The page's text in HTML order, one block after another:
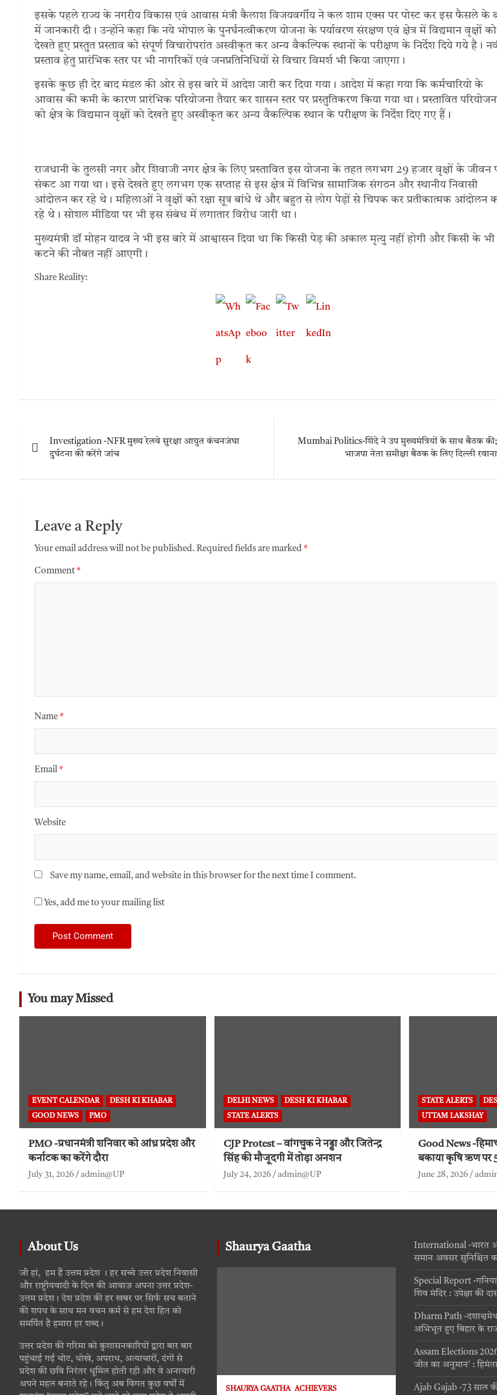
इसके पहले राज्य के नगरीय विकास एवं आवास मंत्री कैलाश विजयवर्गीय ने कल शाम एक्स पर पोस्ट कर इस फैसले के
में जानकारी दी। उन्होंने कहा कि नये भोपाल के पुनर्घनत्वीकरण योजना के पर्यावरण संरक्षण एवं क्षेत्र में विद्यमान वृक्षों को
देखते हुए प्रस्तुत प्रस्ताव को संपूर्ण विचारोपरांत अस्वीकृत कर अन्य वैकल्पिक स्थानों के परीक्षण के निर्देश दिये गये है।
प्रस्ताव हेतु प्रारंभिक स्तर पर भी नागरिकों एवं जनप्रतिनिधियों से विचार विमर्श भी किया जाएगा।
इसके कुछ ही देर बाद मंडल की ओर से इस बारे में आदेश जारी कर दिया गया। आदेश में कहा गया कि कर्मचारियो के
आवास की कमी के कारण प्रारंभिक परियोजना तैयार कर शासन स्तर पर प्रस्तुतिकरण किया गया था। प्रस्तावित
को क्षेत्र के विद्यमान वृक्षों को देखते हुए अस्वीकृत कर अन्य वैकल्पिक स्थान के परीक्षण के निर्देश दिए गए हैं।
राजधानी के तुलसी नगर और शिवाजी नगर क्षेत्र के लिए प्रस्तावित इस योजना के तहत लगभग 29 हजार वृक्षों के जीवन
संकट आ गया था। इसे देखते हुए लगभग एक सप्ताह से इस क्षेत्र में विभिन्न सामाजिक संगठन और स्थानीय निवासी
आंदोलन कर रहे थे। महिलाओं ने वृक्षों को रक्षा सूत्र बांधे थे और बहुत से लोग पेड़ों से चिपक कर प्रतीकात्मक आंदोलन
रहे थे। सोशल मीडिया पर भी इस संबंध में लगातार विरोध जारी था।
मुख्यमंत्री डॉ मोहन यादव ने भी इस बारे में आश्वासन दिया था कि किसी पेड़ की अकाल मृत्यु नहीं होगी और किसी के भी
कटने की नौबत नहीं आएगी।
Share Reality:
Investigation -NFR मुख्य रेलवे सुरक्षा आयुत कंचनजंघा
दुर्घटना की करेंगे जांच
Mumbai Politics-शिंदे ने उप मुख्यमंत्रियों के साथ बैठक की;
भाजपा नेता समीक्षा बैठक के लिए दिल्ली रवाना
Leave a Reply
Your email address will not be published. Required fields are marked *
Comment *
Name *
Email *
Website
Save my name, email, and website in this browser for the next time I comment.
Yes, add me to your mailing list
You may Missed
EVENT CALENDAR DESH KI KHABAR
GOOD NEWS PMO
PMO -प्रधानमंत्री शनिवार को आंध्र प्रदेश और
कर्नाटक का करेंगे दौरा
July 31, 2026 admin@UP
DELHI NEWS DESH KI KHABAR
STATE ALERTS
CJP Protest – वांगचुक ने नड्डा और जितेन्द्र
सिंह की मौजूदगी में तोड़ा अनशन
July 24, 2026 admin@UP
STATE ALERTS
UTTAM LAKSHAY
Good News -
बकाया कृषि ऋण पर
June 28, 2026
About Us
जी हां, हम हैं उत्तम प्रदेश । हर सच्चे उत्तर प्रदेश निवासी
और राष्ट्रीयवादी के दिल की आवाज़ अपना उत्तर प्रदेश-
उत्तम प्रदेश। देश प्रदेश की हर खबर पर सिर्फ सच बताने
की शपथ के साथ मन वचन कर्म से हम देश हित को
समर्पित है हमारा हर शब्द।
उत्तर प्रदेश की गरिमा को कुशासनकारियों द्वारा बार बार
पहुंचाई गई चोट, धोखे, अपराध, अत्याचारों, दंगों से
प्रदेश की छवि निरंतर धूमिल होती रही और वे अनाचारी
अपने महल बनाते रहे। किंतु अब विगत कुछ वर्षों में
Shaurya Gaatha
SHAURYA GAATHA ACHIEVERS
International -भारत
समान अवसर
Special Report -
शिव मंदिर : उपेक्षा की
Dharm Path -
अभिभूत हुए बिहार के
Assam Elections
जीत का अनुमान’ :
Ajab Gajab -73 साल